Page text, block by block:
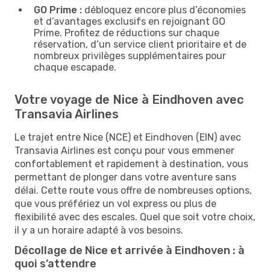
GO Prime : débloquez encore plus d’économies
et d’avantages exclusifs en rejoignant GO
Prime. Profitez de réductions sur chaque
réservation, d’un service client prioritaire et de
nombreux privilèges supplémentaires pour
chaque escapade.
Votre voyage de Nice à Eindhoven avec
Transavia Airlines
Le trajet entre Nice (NCE) et Eindhoven (EIN) avec
Transavia Airlines est conçu pour vous emmener
confortablement et rapidement à destination, vous
permettant de plonger dans votre aventure sans
délai. Cette route vous offre de nombreuses options,
que vous préfériez un vol express ou plus de
flexibilité avec des escales. Quel que soit votre choix,
il y a un horaire adapté à vos besoins.
Décollage de Nice et arrivée à Eindhoven : à
quoi s’attendre